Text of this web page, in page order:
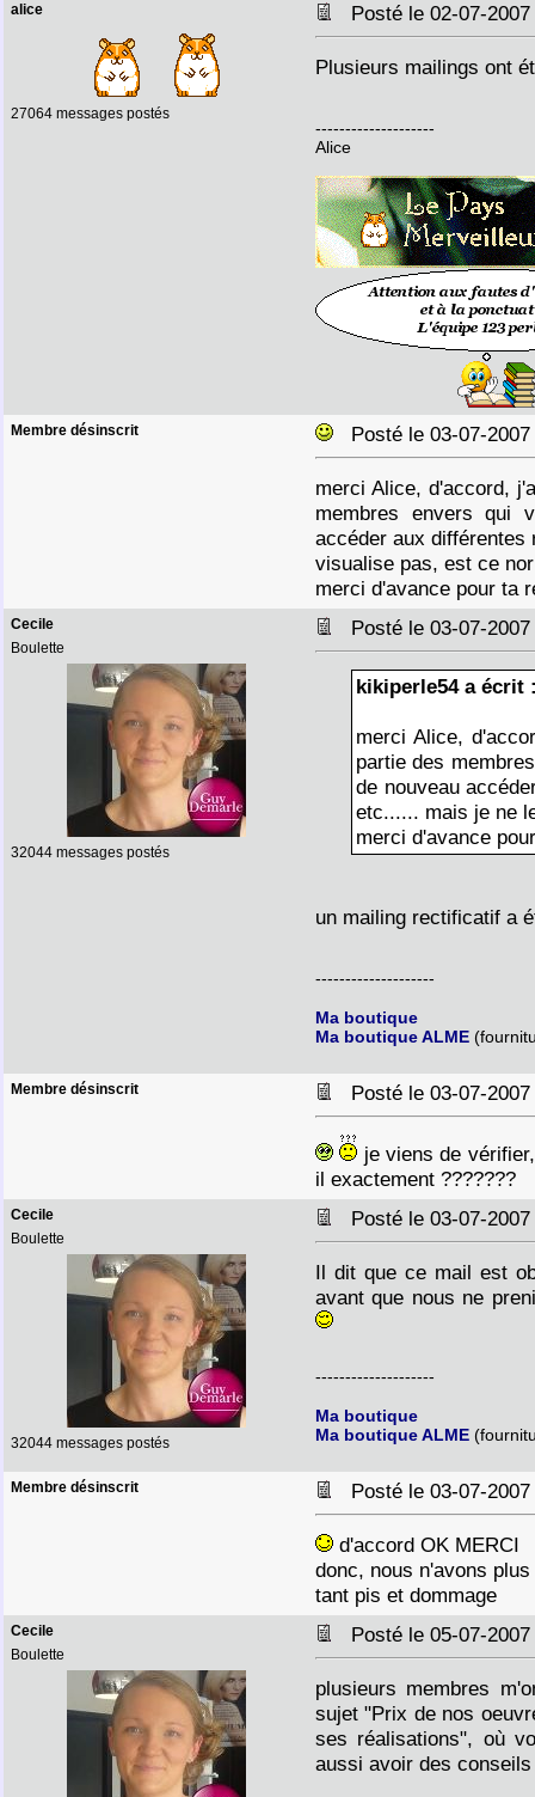
alice
27064 messages postés
Posté le 02-07-
Plusieurs mailings ont
--------------------
Alice
Membre désinscrit Posté le 03-07-
merci Alice, d'accord,
membres envers qui
accéder aux
visualise pas, est ce
merci d'avance pour ta
Cecile
Boulette
32044 messages postés
Posté le 03-07-
kikiperle54 a écrit
merci Alice,
partie des
de nouveau
etc...... mais je ne
merci d'avance
un mailing rectificatif a
--------------------
Ma boutique
Ma boutique ALME
Membre désinscrit Posté le 03-07-
je viens de
il exactement ???????
Cecile
Boulette
32044 messages postés
Posté le 03-07-
Il dit que ce mail est
avant que nous ne
--------------------
Ma boutique
Ma boutique ALME
Membre désinscrit Posté le 03-07-
d'accord OK MERCI
donc, nous n'avons
tant pis et dommage
Cecile
Boulette
Posté le 05-07-
plusieurs membres
sujet "Prix de nos
ses réalisations", où
aussi avoir des